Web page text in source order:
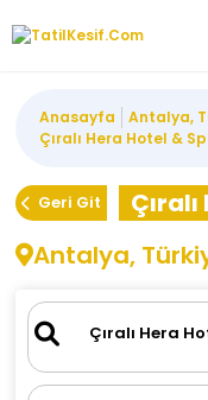
Anasayfa
Antalya,
Çıralı Hera Hotel &
Geri Git
Antalya,